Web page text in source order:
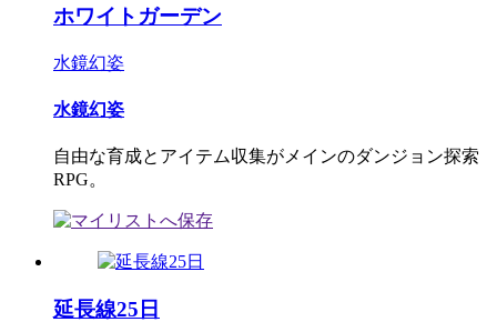
ホワイトガーデン
水鏡幻姿
水鏡幻姿
自由な育成とアイテム収集がメインのダンジョン探索
RPG。
延長線25日